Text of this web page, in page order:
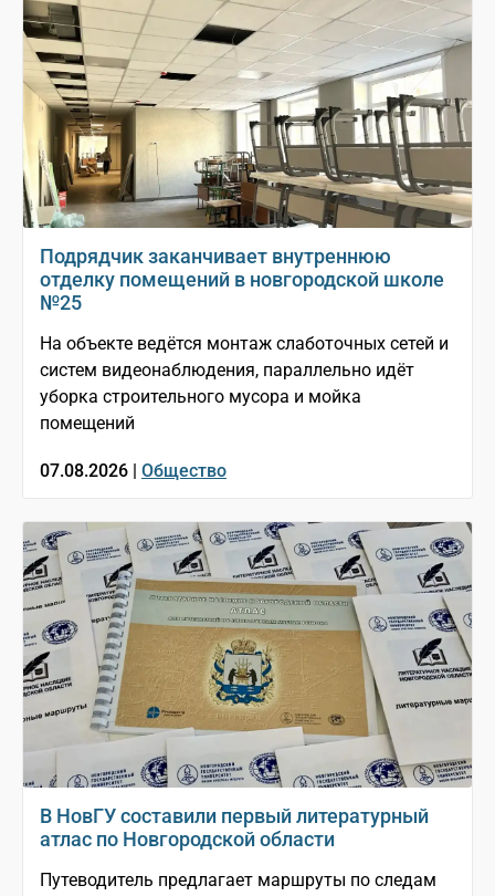
Подрядчик заканчивает внутреннюю
отделку помещений в новгородской школе
№25
На объекте ведётся монтаж слаботочных сетей и
систем видеонаблюдения, параллельно идёт
уборка строительного мусора и мойка
помещений
07.08.2026 | Общество
В НовГУ составили первый литературный
атлас по Новгородской области
Путеводитель предлагает маршруты по следам